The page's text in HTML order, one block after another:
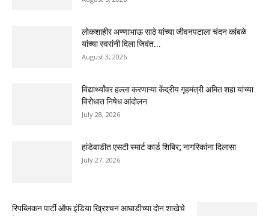
लोकशाहीर अण्णाभाऊ साठे यांच्या जीवनपटाला चंदन कांबळे
यांच्या स्वरांनी दिला जिवंत...
August 3, 2026
विद्यार्थ्यांवर हल्ला करणाऱ्या केंद्रीय गृहमंत्री अमित शहा यांच्या
विरोधात निषेध आंदोलन
July 28, 2026
हांडेवाडीत एसटी स्मार्ट कार्ड शिबिर; नागरिकांना दिलासा
July 27, 2026
रिपब्लिकन पार्टी ऑफ इंडिया ख्रिश्चन आघाडीच्या दोन शाखेचे